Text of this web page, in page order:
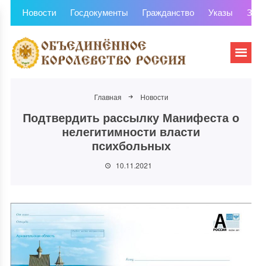
Новости Госдокументы Гражданство Указы
Главная Новости
Подтвердить рассылку Манифеста о
нелегитимности власти
психбольных
10.11.2021